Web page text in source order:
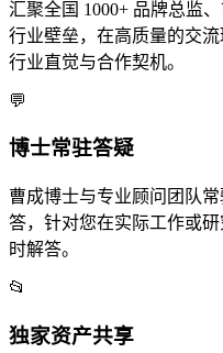
汇聚全国 1000+ 品牌总监
行业壁垒，在高质量的交
行业直觉与合作契机。
💬
博士常驻答疑
曹成博士与专业顾问团队
答，针对您在实际工作或
时解答。
📂
独家资产共享